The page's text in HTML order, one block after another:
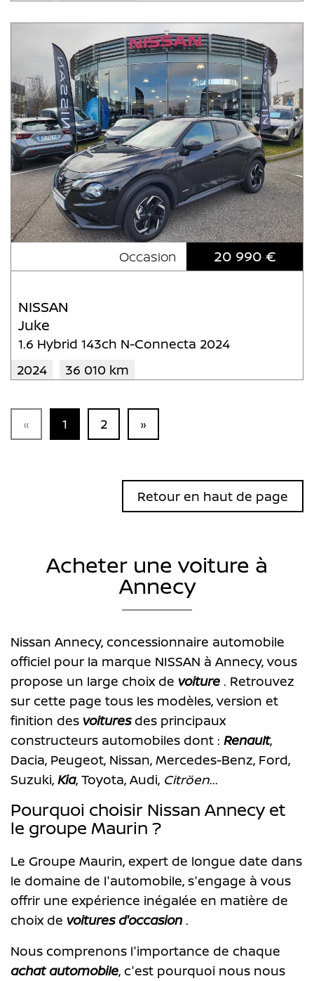
Occasion 20 990 €
NISSAN
Juke
1.6 Hybrid 143ch N-Connecta 2024
2024
36 010 km
« 1 2 »
Retour en haut de page
Acheter une voiture à
Annecy
Nissan Annecy, concessionnaire automobile
officiel pour la marque NISSAN à Annecy, vous
propose un large choix de voiture . Retrouvez
sur cette page tous les modèles, version et
finition des voituresdes principaux
constructeurs automobiles dont : Renault,
Dacia, Peugeot, Nissan, Mercedes-Benz, Ford,
Suzuki, Kia, Toyota, Audi, Citröen...
Pourquoi choisir Nissan Annecy et
le groupe Maurin ?
Le Groupe Maurin, expert de longue date dans
le domaine de l'automobile, s'engage à vous
offrir une expérience inégalée en matière de
choix de voitures d'occasion .
Nous comprenons l'importance de chaque
achat automobile, c'est pourquoi nous nous